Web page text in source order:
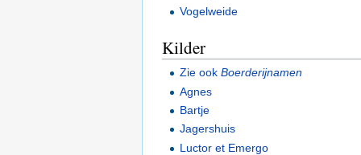
Vogelweide
Kilder
Zie ookBoerderijnamen
Agnes
Bartje
Jagershuis
Luctor et Emergo